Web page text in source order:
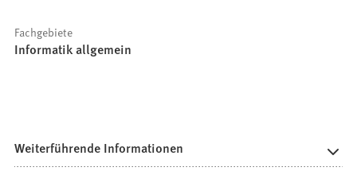
Fachgebiete
Informatik allgemein
Weiterführende Informationen